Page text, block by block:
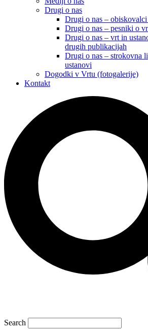
Drugi o nas
Drugi o nas –
Drugi o nas – pesniki o
Drugi o nas – vrt in
drugih publikacijah
Drugi o nas – strokovna
ustanovi
Dogodki v Vrtu (fotogalerije)
Kontakt
Search